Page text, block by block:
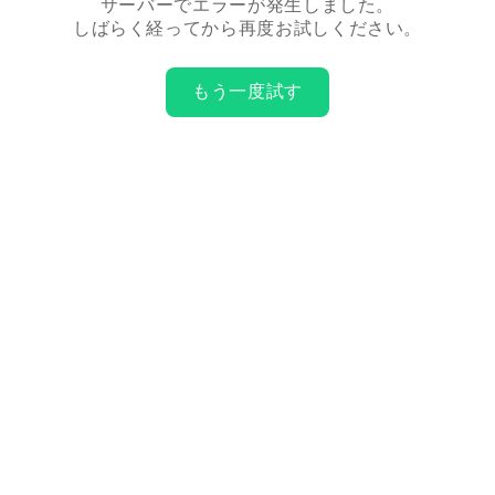
サーバーでエラーが発生しました。
しばらく経ってから再度お試しください。
もう一度試す